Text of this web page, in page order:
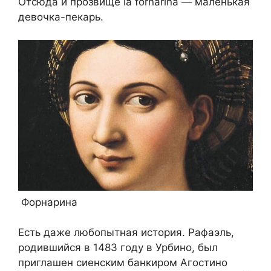
девочка-пекарь.
Форнарина
Есть даже любопытная история. Рафаэль,
родившийся в 1483 году в Урбино, был
приглашен сиенским банкиром Агостино